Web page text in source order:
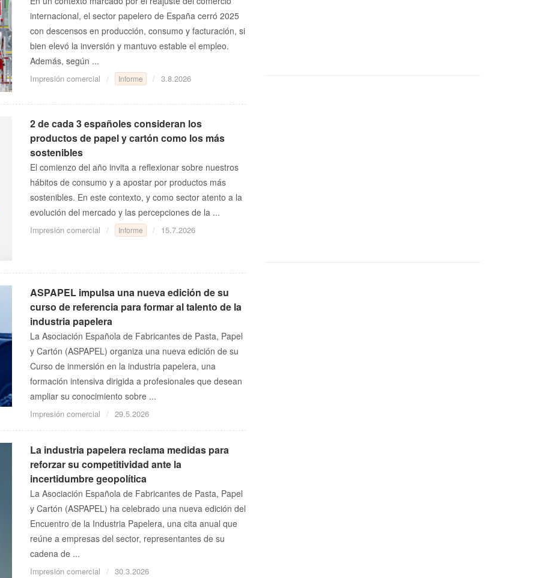
internacional, el sector papelero de España cerró 2025
con descensos en producción, consumo y facturación, si
bien elevó la inversión y mantuvo estable el empleo.
Además, según ...
Impresión comercial Informe 3.8.2026
2 de cada 3 españoles consideran los
productos de papel y cartón como los más
sostenibles
El comienzo del año invita a reflexionar sobre nuestros
hábitos de consumo y a apostar por productos más
sostenibles. En este contexto, y como sector atento a la
evolución del mercado y las percepciones de la ...
Impresión comercial Informe 15.7.2026
ASPAPEL impulsa una nueva edición de su
curso de referencia para formar al talento de la
industria papelera
La Asociación Española de Fabricantes de Pasta, Papel
y Cartón (ASPAPEL) organiza una nueva edición de su
Curso de inmersión en la industria papelera, una
formación intensiva dirigida a profesionales que desean
ampliar su conocimiento sobre ...
Impresión comercial 29.5.2026
La industria papelera reclama medidas para
reforzar su competitividad ante la
incertidumbre geopolítica
La Asociación Española de Fabricantes de Pasta, Papel
y Cartón (ASPAPEL) ha celebrado una nueva edición del
Encuentro de la Industria Papelera, una cita anual que
reúne a empresas del sector, representantes de su
cadena de ...
Impresión comercial 30.3.2026